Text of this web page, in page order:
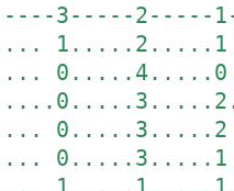
3-----2-----